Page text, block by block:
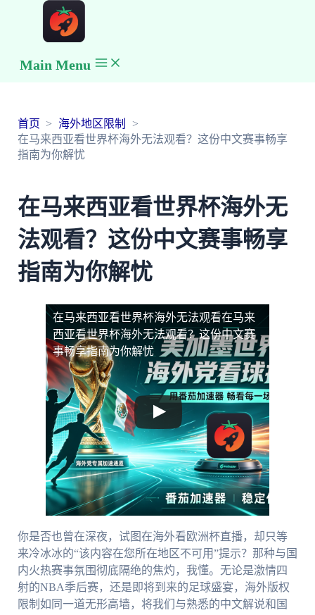
Main Menu
首页
海外地区限制
在马来西亚看世界杯海外无法观看？这份中文赛事畅享
指南为你解忧
在马来西亚看世界杯海外无
法观看？这份中文赛事畅享
指南为你解忧
在马来西亚看世界杯海外无法观看在马来
西亚看世界杯海外无法观看？这份中文赛
事畅享指南为你解忧
你是否也曾在深夜，试图在海外看欧洲杯直播，却只等
来冷冰冰的“该内容在您所在地区不可用”提示？那种与国
内火热赛事氛围彻底隔绝的焦灼，我懂。无论是激情四
射的NBA季后赛，还是即将到来的足球盛宴，海外版权
限制如同一道无形高墙，将我们与熟悉的中文解说和国